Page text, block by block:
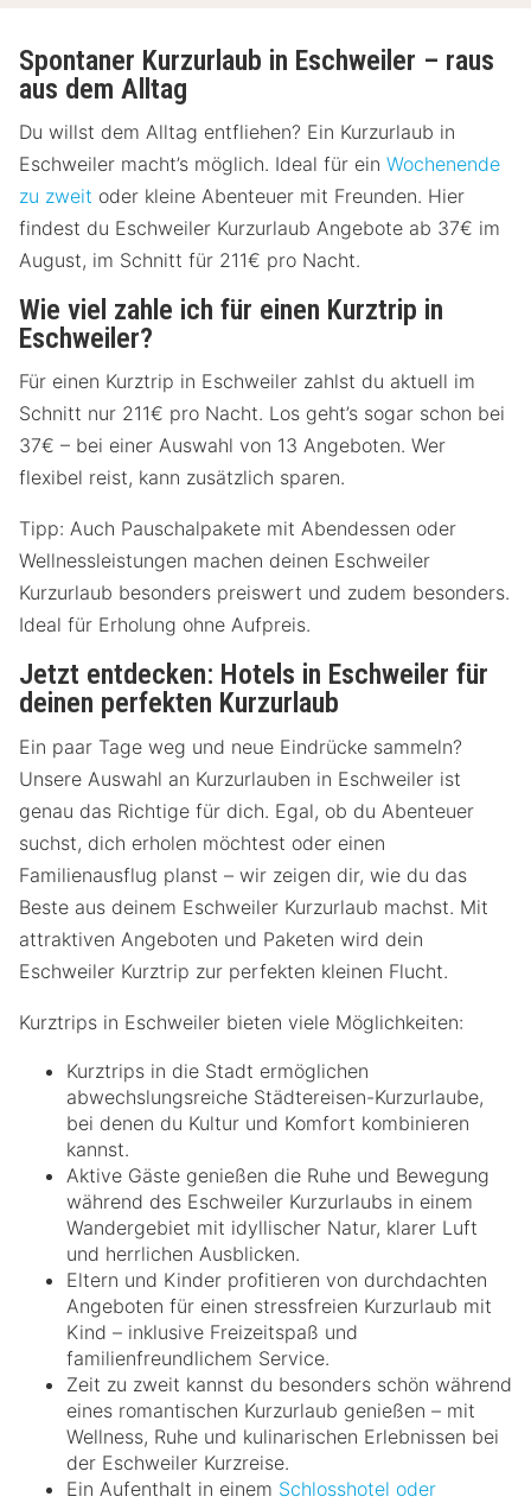
Spontaner Kurzurlaub in Eschweiler – raus
aus dem Alltag
Du willst dem Alltag entfliehen? Ein Kurzurlaub in
Eschweiler macht’s möglich. Ideal für ein Wochenende
zu zweit oder kleine Abenteuer mit Freunden. Hier
findest du Eschweiler Kurzurlaub Angebote ab 37€ im
August, im Schnitt für 211€ pro Nacht.
Wie viel zahle ich für einen Kurztrip in
Eschweiler?
Für einen Kurztrip in Eschweiler zahlst du aktuell im
Schnitt nur 211€ pro Nacht. Los geht’s sogar schon bei
37€ – bei einer Auswahl von 13 Angeboten. Wer
flexibel reist, kann zusätzlich sparen.
Tipp: Auch Pauschalpakete mit Abendessen oder
Wellnessleistungen machen deinen Eschweiler
Kurzurlaub besonders preiswert und zudem besonders.
Ideal für Erholung ohne Aufpreis.
Jetzt entdecken: Hotels in Eschweiler für
deinen perfekten Kurzurlaub
Ein paar Tage weg und neue Eindrücke sammeln?
Unsere Auswahl an Kurzurlauben in Eschweiler ist
genau das Richtige für dich. Egal, ob du Abenteuer
suchst, dich erholen möchtest oder einen
Familienausflug planst – wir zeigen dir, wie du das
Beste aus deinem Eschweiler Kurzurlaub machst. Mit
attraktiven Angeboten und Paketen wird dein
Eschweiler Kurztrip zur perfekten kleinen Flucht.
Kurztrips in Eschweiler bieten viele Möglichkeiten:
Kurztrips in die Stadt ermöglichen
abwechslungsreiche Städtereisen-Kurzurlaube,
bei denen du Kultur und Komfort kombinieren
kannst.
Aktive Gäste genießen die Ruhe und Bewegung
während des Eschweiler Kurzurlaubs in einem
Wandergebiet mit idyllischer Natur, klarer Luft
und herrlichen Ausblicken.
Eltern und Kinder profitieren von durchdachten
Angeboten für einen stressfreien Kurzurlaub mit
Kind – inklusive Freizeitspaß und
familienfreundlichem Service.
Zeit zu zweit kannst du besonders schön während
eines romantischen Kurzurlaub genießen – mit
Wellness, Ruhe und kulinarischen Erlebnissen bei
der Eschweiler Kurzreise.
Ein Aufenthalt in einem Schlosshotel oder